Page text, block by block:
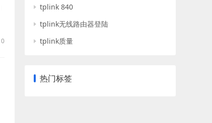
0
tplink 840
tplink无线路由器登陆
tplink质量
热门标签